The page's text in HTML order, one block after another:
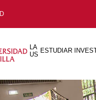
LA
US
ESTUDIAR